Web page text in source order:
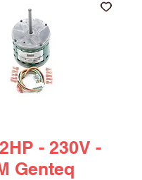
- 230V -
Genteq